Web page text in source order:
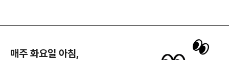
매주 화요일 아침,